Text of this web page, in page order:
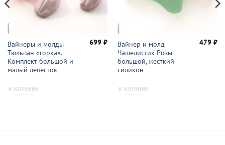
Вайнеры и молды
Тюльпан «горка».
Комплект большой и
малый лепесток
699₽
В КОРЗИНУ
Вайнер и молд
Чашелистик Розы
большой, жесткий
силикон
479₽
В КОРЗИНУ